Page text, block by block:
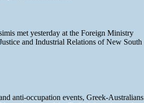
met yesterday at the Foreign Ministry
and Industrial Relations of New South
anti-occupation events, Greek-Australians